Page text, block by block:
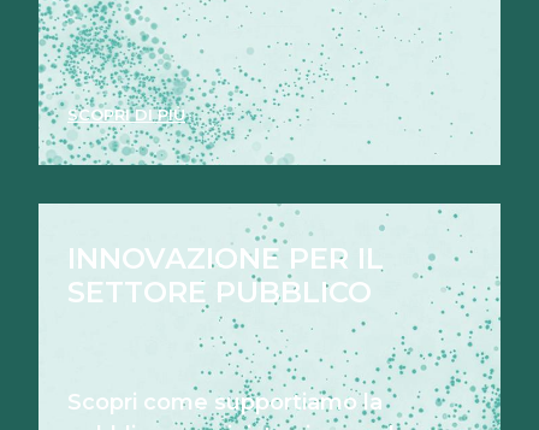
SCOPRI DI PIÙ
INNOVAZIONE PER IL
SETTORE PUBBLICO
Scopri come supportiamo la